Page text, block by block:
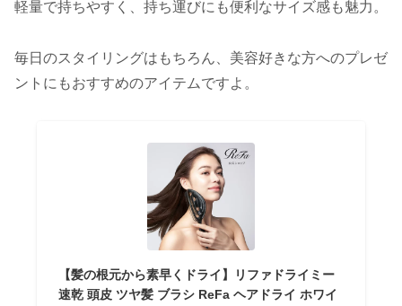
軽量で持ちやすく、持ち運びにも便利なサイズ感も魅力。
毎日のスタイリングはもちろん、美容好きな方へのプレゼ
ントにもおすすめのアイテムですよ。
【髪の根元から素早くドライ】リファドライミー
速乾 頭皮 ツヤ髪 ブラシ ReFa ヘアドライ ホワイ